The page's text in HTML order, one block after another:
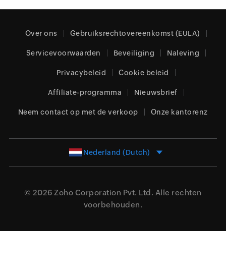
Over ons Gebruiksrechtovereenkomst (EULA)
Servicevoorwaarden Beveiliging Naleving
Privacybeleid Cookie beleid
Affiliate-programma Nieuwsbrief
Neem contact op met de verkoop Onze kantorenz
Nederland (Dutch)
© 2026 Zoho Corporation Pvt. Ltd. Alle rechten
voorbehouden.